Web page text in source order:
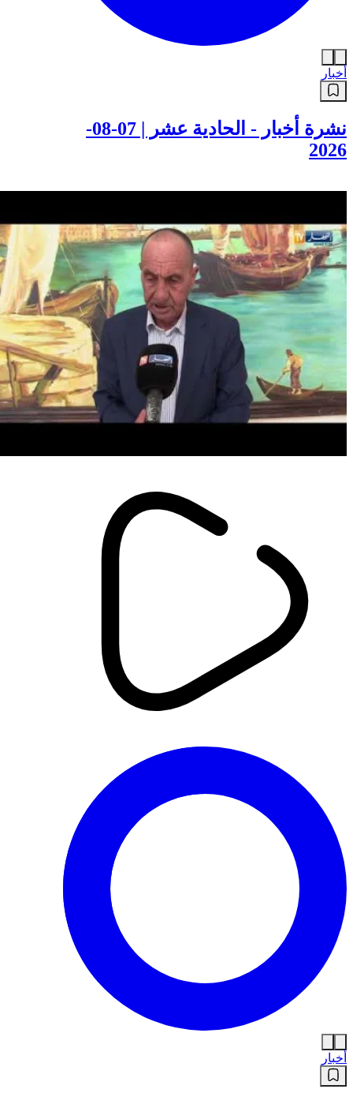
أخبار
نشرة أخبار - الحادية عشر | 07-08-
2026
أخبار